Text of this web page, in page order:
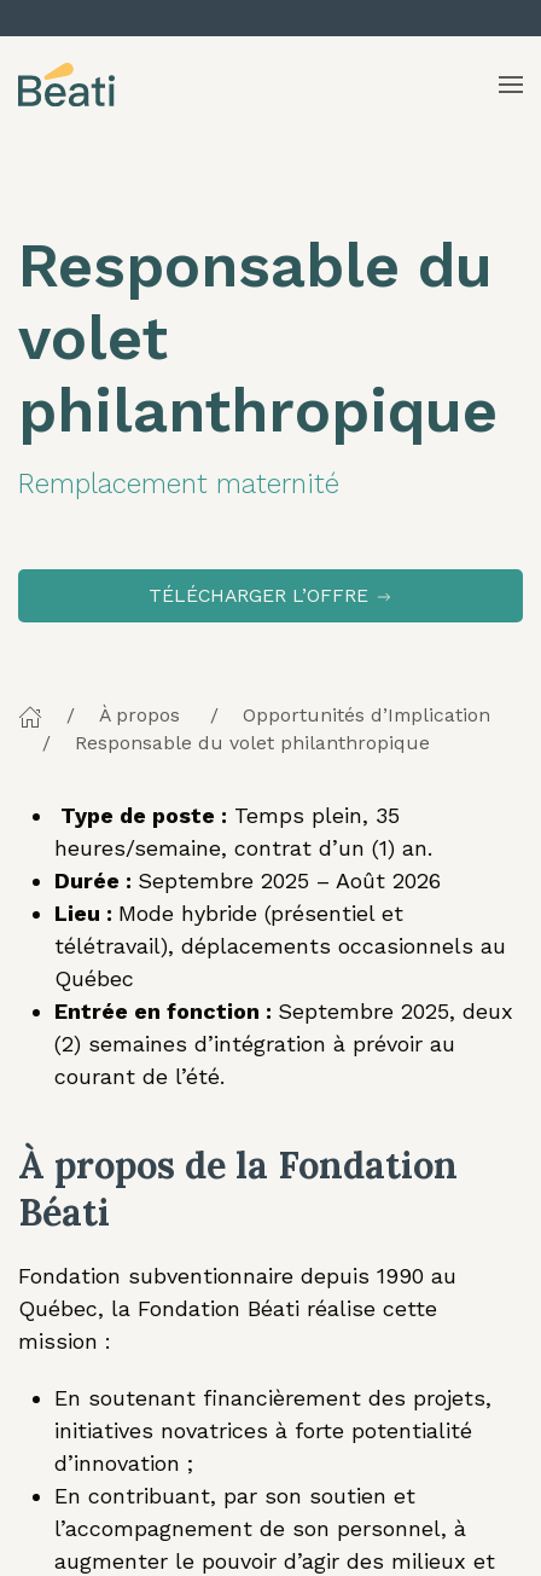
Responsable du
volet
philanthropique
Remplacement maternité
TÉLÉCHARGER L’OFFRE
À propos
Opportunités d’Implication
Responsable du volet philanthropique
Type de poste : Temps plein, 35
heures/semaine, contrat d’un (1) an.
Durée : Septembre 2025 – Août 2026
Lieu : Mode hybride (présentiel et
télétravail), déplacements occasionnels au
Québec
Entrée en fonction : Septembre 2025, deux
(2) semaines d’intégration à prévoir au
courant de l’été.
À propos de la Fondation
Béati
Fondation subventionnaire depuis 1990 au
Québec, la Fondation Béati réalise cette
mission :
En soutenant financièrement des projets,
initiatives novatrices à forte potentialité
d’innovation ;
En contribuant, par son soutien et
l’accompagnement de son personnel, à
augmenter le pouvoir d’agir des milieux et